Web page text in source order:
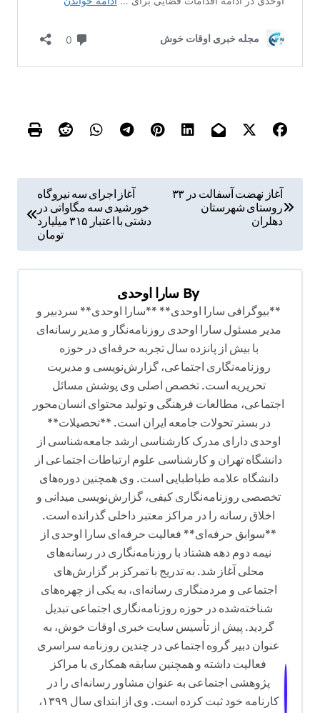
آغاز نهضت آسفالت در ۳۳
روستای شهرستان
دهلران
آغاز اجرای سه نیروگاه
خورشیدی سه مگاواتی در
دشتی با اعتبار ۳۱۵ میلیارد
تومان
By سارا اوحدی
**بیوگرافی سارا اوحدی** **سارا اوحدی** سردبیر و
مدیر مسئول سارا اوحدی روزنامه‌نگار و مدیر رسانه‌ای
با بیش از پانزده سال تجربه حرفه‌ای در حوزه
روزنامه‌نگاری اجتماعی، گزارش‌نویسی و مدیریت
تحریریه است. تخصص اصلی وی پوشش مسائل
اجتماعی، مطالعات فرهنگی و تولید محتوای انسان‌محور
در بستر تحولات جامعه ایران است. **تحصیلات**
اوحدی دارای مدرک کارشناسی ارشد جامعه‌شناسی از
دانشگاه تهران و کارشناسی علوم ارتباطات اجتماعی از
دانشگاه علامه طباطبایی است. وی همچنین دوره‌های
تخصصی روزنامه‌نگاری کیفی، گزارش‌نویسی میدانی و
اخلاق رسانه را در مراکز معتبر داخلی گذرانده است.
**سوابق حرفه‌ای** فعالیت حرفه‌ای سارا اوحدی از
نیمه دوم دهه هشتاد با روزنامه‌نگاری در رسانه‌های
محلی آغاز شد. به تدریج با تمرکز بر گزارش‌های
اجتماعی و مردمنگاری رسانه‌ای، به یکی از چهره‌های
شناخته‌شده در حوزه روزنامه‌نگاری اجتماعی تبدیل
گردید. پیش از تأسیس سایت خبری اوقات خوش، به
عنوان دبیر گروه اجتماعی در چندین روزنامه سراسری
فعالیت داشته و همچنین سابقه همکاری با مراکز
پژوهشی اجتماعی به عنوان مشاور رسانه‌ای را در
کارنامه خود ثبت کرده است. وی از ابتدای سال ۱۳۹۹،